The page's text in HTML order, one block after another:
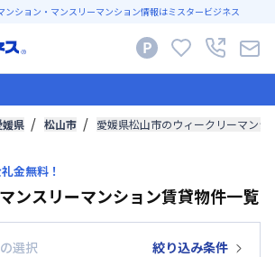
ンション・マンスリーマンション情報はミスタービジネス
媛県 松山市 愛媛県松山市のウィークリーマン
金無料！
ンスリーマンション賃貸物件一覧
選択 絞り込み条件